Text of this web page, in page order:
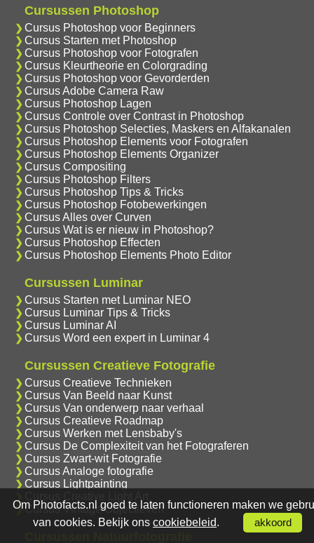
Cursussen Photoshop
Cursus Photoshop voor Beginners
Cursus Starten met Photoshop
Cursus Photoshop voor Fotografen
Cursus Kleurtheorie en Colorgrading
Cursus Photoshop voor Gevorderden
Cursus Adobe Camera Raw
Cursus Photoshop Lagen
Cursus Controle over Contrast in Photoshop
Cursus Photoshop Selecties, Maskers en Alfakanalen
Cursus Photoshop Elements voor Fotografen
Cursus Photoshop Elements Organizer
Cursus Compositing
Cursus Photoshop Filters
Cursus Photoshop Tips & Tricks
Cursus Photoshop Fotobewerkingen
Cursus Alles over Curven
Cursus Wat is er nieuw in Photoshop?
Cursus Photoshop Effecten
Cursus Photoshop Elements Photo Editor
Cursussen Luminar
Cursus Starten met Luminar NEO
Cursus Luminar Tips & Tricks
Cursus Luminar AI
Cursus Word een expert in Luminar 4
Cursussen Creatieve Fotografie
Cursus Creatieve Technieken
Cursus Van Beeld naar Kunst
Cursus Van onderwerp naar verhaal
Cursus Creatieve Roadmap
Cursus Werken met Lensbaby's
Cursus De Complexiteit van het Fotograferen
Cursus Zwart-wit Fotografie
Cursus Analoge fotografie
Cursus Lightpainting
Cursus Vintage Objectieven
Om Photofacts.nl goed te laten functioneren maken we
van cookies. Bekijk ons cookiebeleid. akkoord